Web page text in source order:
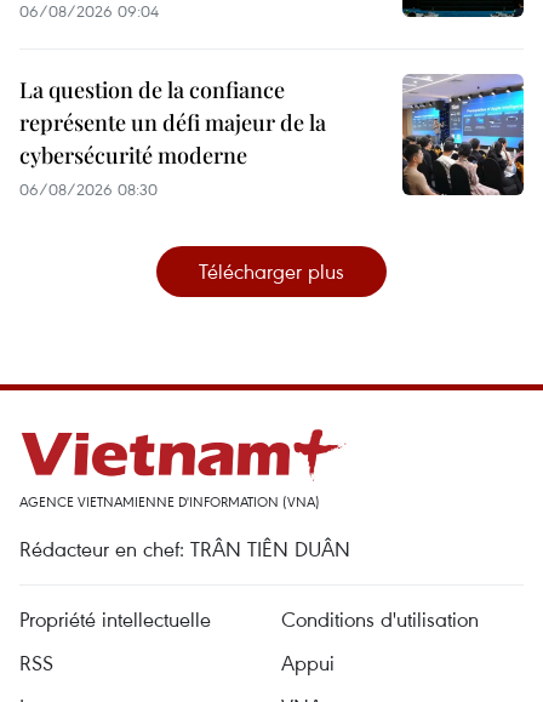
06/08/2026 09:04
La question de la confiance
représente un défi majeur de la
cybersécurité moderne
06/08/2026 08:30
Télécharger plus
AGENCE VIETNAMIENNE D'INFORMATION (VNA)
Rédacteur en chef: TRÂN TIÊN DUÂN
Propriété intellectuelle
Conditions d'utilisation
RSS
Appui